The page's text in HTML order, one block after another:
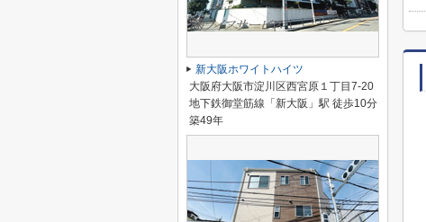
新大阪ホワイトハイツ
大阪府大阪市淀川区西宮原１丁目7-20
地下鉄御堂筋線「新大阪」駅 徒歩10分
築49年